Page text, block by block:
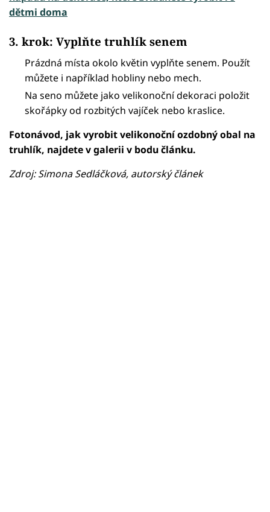
dětmi doma
3. krok: Vyplňte truhlík senem
Prázdná místa okolo květin vyplňte senem. Použít
můžete i například hobliny nebo mech.
Na seno můžete jako velikonoční dekoraci položit
skořápky od rozbitých vajíček nebo kraslice.
Fotonávod, jak vyrobit velikonoční ozdobný obal na
truhlík, najdete v galerii v bodu článku.
Zdroj: Simona Sedláčková, autorský článek